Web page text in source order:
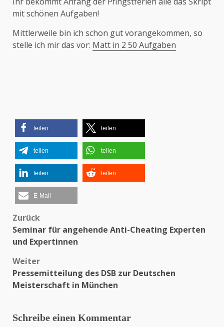
mit schönen Aufgaben!
Mittlerweile bin ich schon gut vorangekommen, so
stelle ich mir das vor: Matt in 2 50 Aufgaben
teilen teilen
teilen teilen
teilen teilen
E-Mail
Beitragsnavigation
Zurück
Seminar für angehende Anti-Cheating Experten
und Expertinnen
Weiter
Pressemitteilung des DSB zur Deutschen
Meisterschaft in München
Schreibe einen Kommentar